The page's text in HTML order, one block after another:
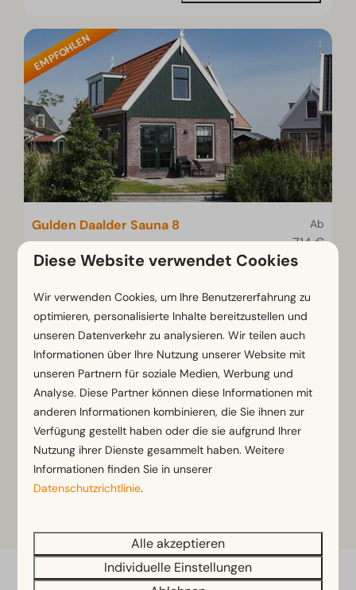
EMPFOHLEN
Ab
714 €
546 €
2 Personen
Gulden Daalder Sauna 8
Nordholland, Uitdam
Komfortables Haus mit 2
Badezimmern
Privater Sauna zum Entspannen
Garten mit Gartenmöbeln
Ansehen
Diese Website verwendet Cookies
Wir verwenden Cookies, um Ihre Benutzererfahrung zu
optimieren, personalisierte Inhalte bereitzustellen und
unseren Datenverkehr zu analysieren. Wir teilen auch
Informationen über Ihre Nutzung unserer Website mit
unseren Partnern für soziale Medien, Werbung und
Analyse. Diese Partner können diese Informationen mit
anderen Informationen kombinieren, die Sie ihnen zur
Verfügung gestellt haben oder die sie aufgrund Ihrer
Nutzung ihrer Dienste gesammelt haben. Weitere
Informationen finden Sie in unserer
Datenschutzrichtlinie.
Alle akzeptieren
Individuelle Einstellungen